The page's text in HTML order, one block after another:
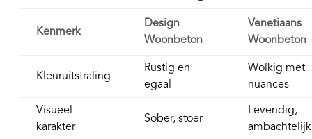
Kenmerk
Design
Woonbeton
Venetiaans
Woonbeton
Kleuruitstraling
Rustig en
egaal
Wolkig met
nuances
Visueel
karakter
Sober, stoer
Levendig,
ambachtelijk